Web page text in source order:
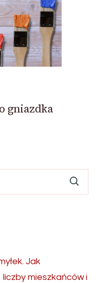
gniazdka
Jak
mieszkańców i